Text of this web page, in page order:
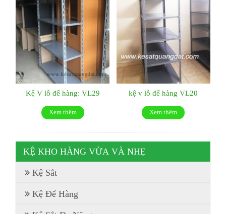
Kệ V lỗ để hàng: VL29
Xem thêm
kệ v lỗ để hàng VL20
Xem thêm
KỆ KHO HÀNG VỪA VÀ NHẸ
Kệ Sắt
Kệ Để Hàng